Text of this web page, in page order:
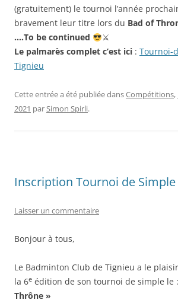
(gratuitement) le tournoi l’année
bravement leur titre lors du Bad of
….To be continued
⚔
Le palmarès complet c’est ici : Tournoi-
Tignieu
Cette entrée a été publiée dansCompétitions,
2021 parSimon Spirli.
Inscription Tournoi de Simple
Laisser un commentaire
Bonjour à tous,
Le Badminton Club de Tignieu a le
la 6e édition de son tournoi de simple le :
Thrône »